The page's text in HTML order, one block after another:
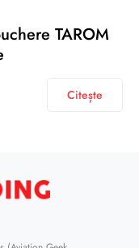
TAROM
Citește